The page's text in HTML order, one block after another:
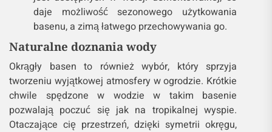
daje możliwość sezonowego użytkowania
basenu, a zimą łatwego przechowywania go.
Naturalne doznania wody
Okrągły basen to również wybór, który sprzyja
tworzeniu wyjątkowej atmosfery w ogrodzie. Krótkie
chwile spędzone w wodzie w takim basenie
pozwalają poczuć się jak na tropikalnej wyspie.
Otaczające cię przestrzeń, dzięki symetrii okręgu,